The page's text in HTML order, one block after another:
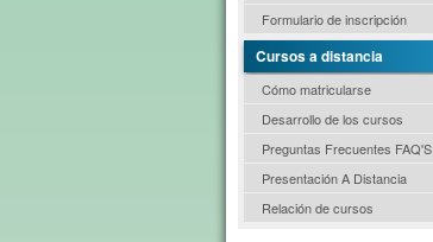
Formulario de inscripción
Cursos a distancia
Cómo matricularse
Desarrollo de los cursos
Preguntas Frecuentes FAQ'S
Presentación A Distancia
Relación de cursos